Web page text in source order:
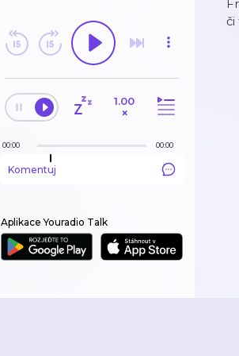
ODEBÍRANÉ
EDITORSKÉ TIPY
1.00
×
00:00 00:00
Komentuj
Aplikace Youradio Talk
či